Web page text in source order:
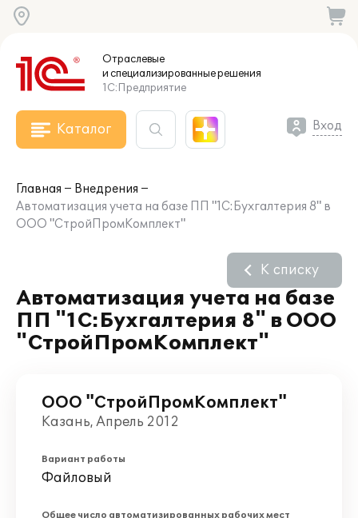
Отраслевые
и специализированныерешения
1С:Предприятие
Каталог Вход
Главная
Внедрения
Автоматизация учета на базе ПП "1С:Бухгалтерия 8" в
ООО "СтройПромКомплект"
Автоматизация учета на базе
ПП "1С:Бухгалтерия 8" в ООО
"СтройПромКомплект"
К списку
ООО "СтройПромКомплект"
Казань, Апрель 2012
Вариант работы
Файловый
Общее число автоматизированных рабочих мест